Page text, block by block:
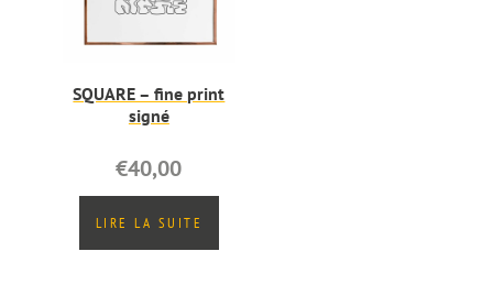
SQUARE – fine print
signé
€40,00
LIRE LA SUITE